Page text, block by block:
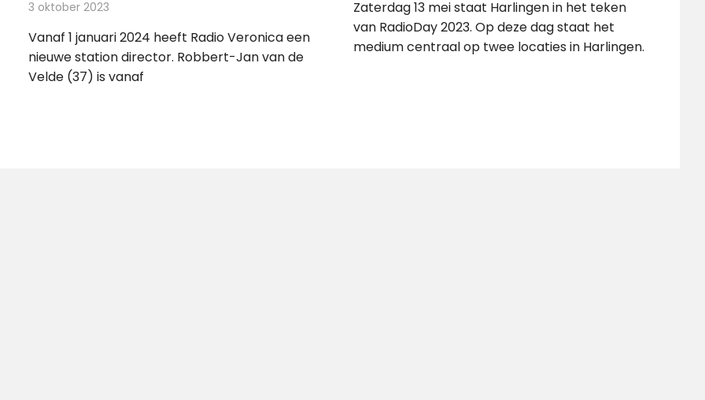
3 oktober 2023
Vanaf 1 januari 2024 heeft Radio Veronica een
nieuwe station director. Robbert-Jan van de
Velde (37) is vanaf
Zaterdag 13 mei staat Harlingen in het teken
van RadioDay 2023. Op deze dag staat het
medium centraal op twee locaties in Harlingen.